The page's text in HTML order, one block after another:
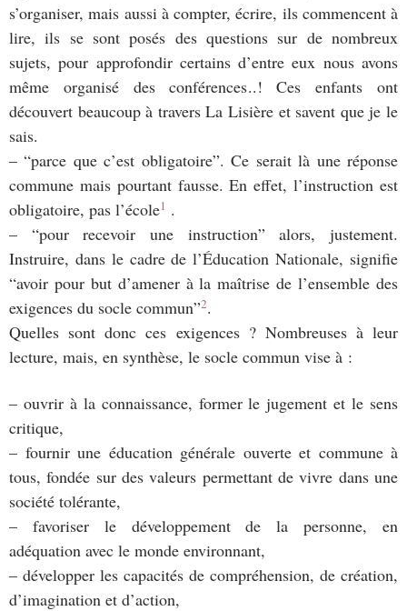
s’organiser, mais aussi à compter, écrire, ils commencent à
lire, ils se sont posés des questions sur de nombreux
sujets, pour approfondir certains d’entre eux nous avons
même organisé des conférences..! Ces enfants ont
découvert beaucoup à travers La Lisière et savent que je le
sais.
– “parce que c’est obligatoire”. Ce serait là une réponse
commune mais pourtant fausse. En effet, l’instruction est
obligatoire, pas l’école1 .
– “pour recevoir une instruction” alors, justement.
Instruire, dans le cadre de l’Éducation Nationale, signifie
“avoir pour but d’amener à la maîtrise de l’ensemble des
exigences du socle commun”2.
Quelles sont donc ces exigences ? Nombreuses à leur
lecture, mais, en synthèse, le socle commun vise à :
– ouvrir à la connaissance, former le jugement et le sens
critique,
– fournir une éducation générale ouverte et commune à
tous, fondée sur des valeurs permettant de vivre dans une
société tolérante,
– favoriser le développement de la personne, en
adéquation avec le monde environnant,
– développer les capacités de compréhension, de création,
d’imagination et d’action,